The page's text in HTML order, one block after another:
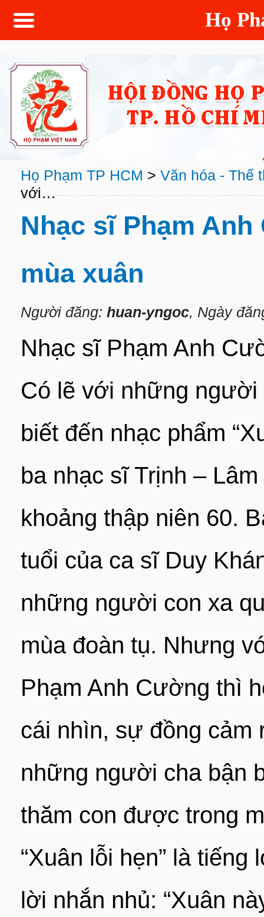
Họ Phạm TP HCM > Văn hóa - Thể
với…
Nhạc sĩ Phạm
mùa xuân
Người đăng: huan-yngoc, Ngày
Nhạc sĩ Phạm Anh
Có lẽ với những người
biết đến nhạc phẩm
ba nhạc sĩ Trịnh –
khoảng thập niên 60.
tuổi của ca sĩ Duy
những người con xa
mùa đoàn tụ. Nhưng
Phạm Anh Cường thì
cái nhìn, sự đồng cảm
những người cha bận
thăm con được trong
“Xuân lỗi hẹn” là
lời nhắn nhủ: “Xuân
Họ